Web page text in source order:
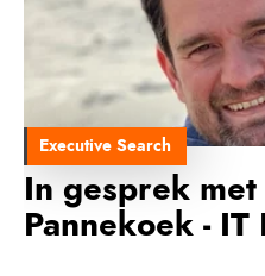
Contact
Executive Search
In gesprek
Pannekoek -